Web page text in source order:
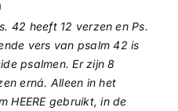
42 heeft 12 verzen en Ps.
vers van psalm 42 is
psalmen. Er zijn 8
erná. Alleen in het
HEERE gebruikt, in de